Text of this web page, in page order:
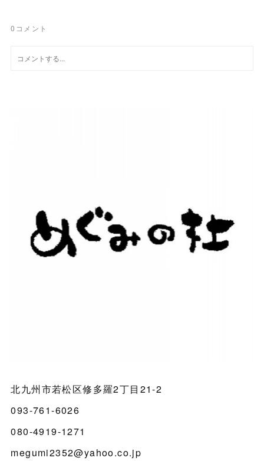
0 コメント
北九州市若松区修多羅2丁目21-2
093-761-6026
080-4919-1271
megumi2352@yahoo.co.jp